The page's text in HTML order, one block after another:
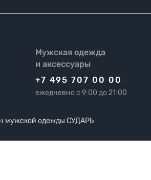
Мужская одежда
и аксессуары
+7 495 707 00 00
ежедневно с 9:00 до 21:00
мужской одежды СУДАРЬ